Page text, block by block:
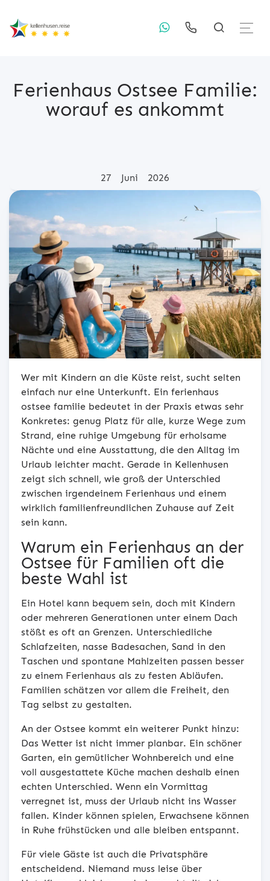
Ferienhaus Ostsee Familie:
worauf es ankommt
27 Juni 2026
Wer mit Kindern an die Küste reist, sucht selten
einfach nur eine Unterkunft. Ein ferienhaus
ostsee familie bedeutet in der Praxis etwas sehr
Konkretes: genug Platz für alle, kurze Wege zum
Strand, eine ruhige Umgebung für erholsame
Nächte und eine Ausstattung, die den Alltag im
Urlaub leichter macht. Gerade in Kellenhusen
zeigt sich schnell, wie groß der Unterschied
zwischen irgendeinem Ferienhaus und einem
wirklich familienfreundlichen Zuhause auf Zeit
sein kann.
Warum ein Ferienhaus an der
Ostsee für Familien oft die
beste Wahl ist
Ein Hotel kann bequem sein, doch mit Kindern
oder mehreren Generationen unter einem Dach
stößt es oft an Grenzen. Unterschiedliche
Schlafzeiten, nasse Badesachen, Sand in den
Taschen und spontane Mahlzeiten passen besser
zu einem Ferienhaus als zu festen Abläufen.
Familien schätzen vor allem die Freiheit, den
Tag selbst zu gestalten.
An der Ostsee kommt ein weiterer Punkt hinzu:
Das Wetter ist nicht immer planbar. Ein schöner
Garten, ein gemütlicher Wohnbereich und eine
voll ausgestattete Küche machen deshalb einen
echten Unterschied. Wenn ein Vormittag
verregnet ist, muss der Urlaub nicht ins Wasser
fallen. Kinder können spielen, Erwachsene können
in Ruhe frühstücken und alle bleiben entspannt.
Für viele Gäste ist auch die Privatsphäre
entscheidend. Niemand muss leise über